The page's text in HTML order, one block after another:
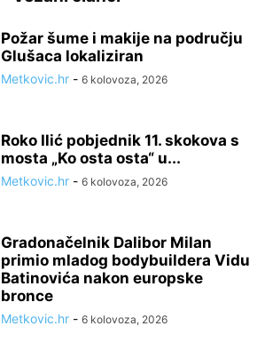
Požar šume i makije na području
Glušaca lokaliziran
Metkovic.hr - 6 kolovoza, 2026
Roko Ilić pobjednik 11. skokova s
mosta „Ko osta osta“ u...
Metkovic.hr - 6 kolovoza, 2026
Gradonačelnik Dalibor Milan
primio mladog bodybuildera Vidu
Batinovića nakon europske
bronce
Metkovic.hr - 6 kolovoza, 2026